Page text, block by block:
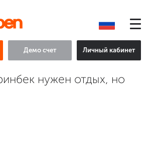
Демо счет Личный кабинет
нужен отдых, но